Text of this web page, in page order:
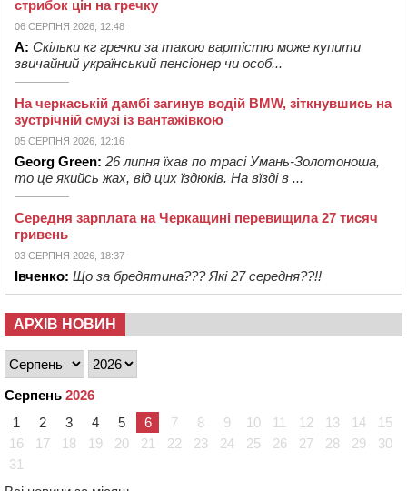
стрибок цін на гречку
06 СЕРПНЯ 2026, 12:48
А: Скільки кг гречки за такою вартістю може купити
звичайний український пенсіонер чи особ...
На черкаській дамбі загинув водій BMW, зіткнувшись на
зустрічній смузі із вантажівкою
05 СЕРПНЯ 2026, 12:16
Georg Green: 26 липня їхав по трасі Умань-Золотоноша,
то це якийсь жах, від цих їздюків. На вїзді в ...
Середня зарплата на Черкащині перевищила 27 тисяч
гривень
03 СЕРПНЯ 2026, 18:37
Івченко: Що за бредятина??? Які 27 середня??!!
АРХІВ НОВИН
Серпень 2026
1
2 3 4 5 6 7 8 9 10 11 12 13 14
15
16
17 18 19 20 21 22 23 24 25 26 27 28 29
30
31